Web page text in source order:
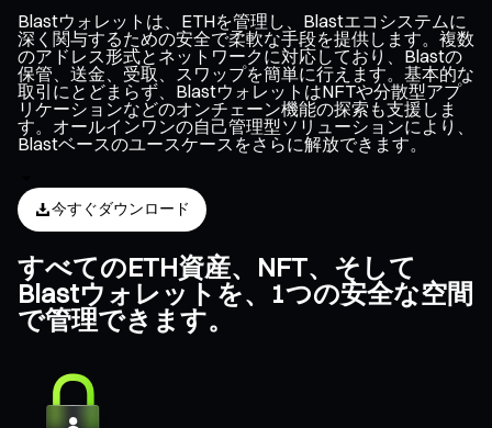
Blastウォレットは、ETHを管理し、Blastエコシステムに
深く関与するための安全で柔軟な手段を提供します。複数
のアドレス形式とネットワークに対応しており、Blastの
保管、送金、受取、スワップを簡単に行えます。基本的な
取引にとどまらず、BlastウォレットはNFTや分散型アプ
リケーションなどのオンチェーン機能の探索も支援しま
す。オールインワンの自己管理型ソリューションにより、
Blastベースのユースケースをさらに解放できます。
今すぐダウンロード
すべてのETH資産、NFT、そして
Blastウォレットを、1つの安全な空間
で管理できます。